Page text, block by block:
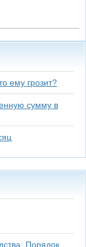
ему грозит?
сумму в
Порядок